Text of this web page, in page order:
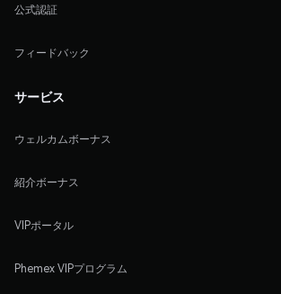
公式認証
フィードバック
サービス
ウェルカムボーナス
紹介ボーナス
VIPポータル
Phemex VIPプログラム